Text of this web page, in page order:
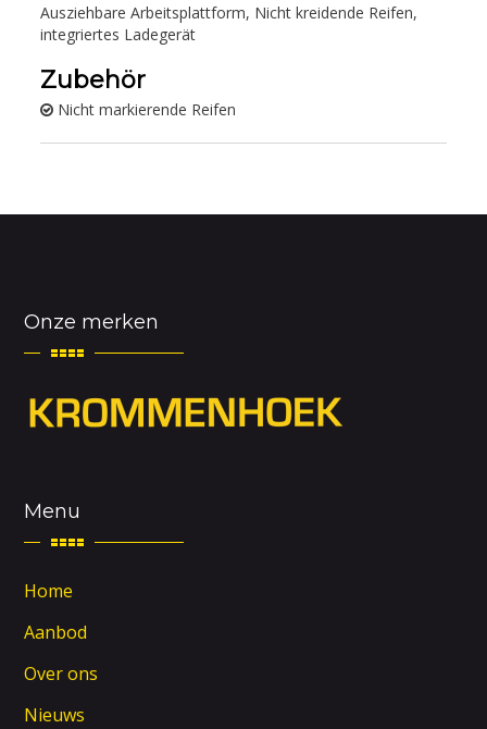
Ausziehbare Arbeitsplattform, Nicht kreidende Reifen,
integriertes Ladegerät
Zubehör
Nicht markierende Reifen
Onze merken
Menu
Home
Aanbod
Over ons
Nieuws